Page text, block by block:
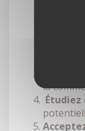
mise
notaire
plus
la
Étudiez